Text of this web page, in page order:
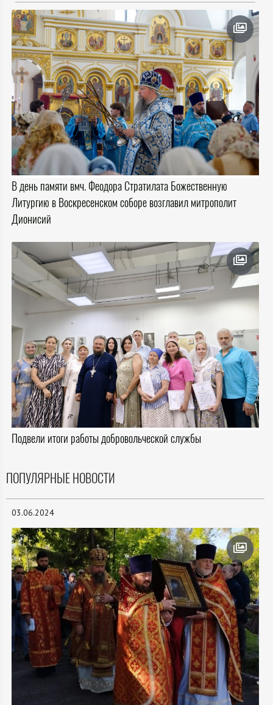
В день памяти вмч. Феодора Стратилата Божественную
Литургию в Воскресенском соборе возглавил митрополит
Дионисий
Подвели итоги работы добровольческой службы
ПОПУЛЯРНЫЕ НОВОСТИ
03.06.2024